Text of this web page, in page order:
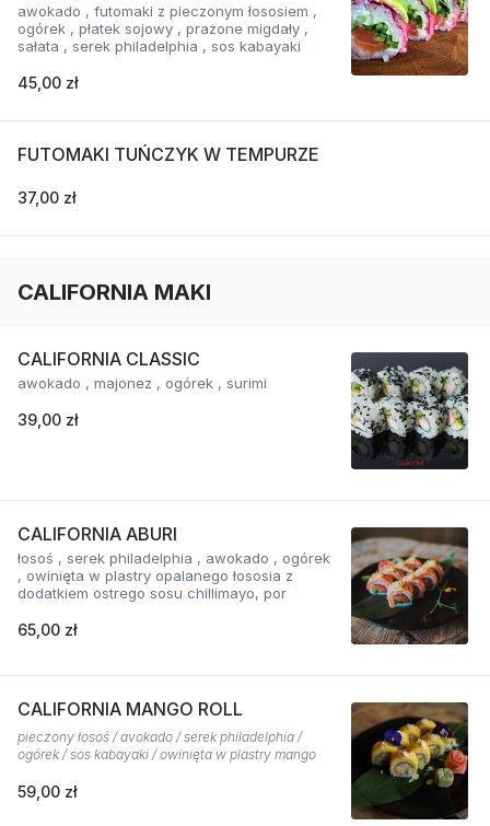
awokado , futomaki z pieczonym łososiem ,
ogórek , płatek sojowy , prażone migdały ,
sałata , serek philadelphia , sos kabayaki
45,00 zł
FUTOMAKI TUŃCZYK W TEMPURZE
37,00 zł
CALIFORNIA MAKI
CALIFORNIA CLASSIC
awokado , majonez , ogórek , surimi
39,00 zł
CALIFORNIA ABURI
łosoś , serek philadelphia , awokado , ogórek
, owinięta w plastry opalanego łososia z
dodatkiem ostrego sosu chillimayo, por
65,00 zł
CALIFORNIA MANGO ROLL
pieczony łosoś / avokado / serek philadelphia /
ogórek / sos kabayaki / owinięta w plastry mango
59,00 zł